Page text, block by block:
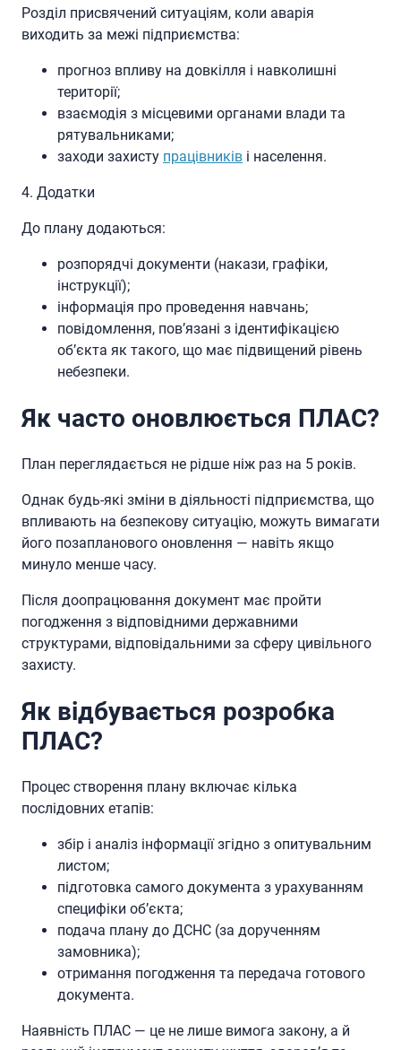
Розділ присвячений ситуаціям, коли аварія
виходить за межі підприємства:
прогноз впливу на довкілля і навколишні
території;
взаємодія з місцевими органами влади та
рятувальниками;
заходи захисту працівників і населення.
4. Додатки
До плану додаються:
розпорядчі документи (накази, графіки,
інструкції);
інформація про проведення навчань;
повідомлення, пов’язані з ідентифікацією
об’єкта як такого, що має підвищений рівень
небезпеки.
Як часто оновлюється ПЛАС?
План переглядається не рідше ніж раз на 5 років.
Однак будь-які зміни в діяльності підприємства, що
впливають на безпекову ситуацію, можуть вимагати
його позапланового оновлення — навіть якщо
минуло менше часу.
Після доопрацювання документ має пройти
погодження з відповідними державними
структурами, відповідальними за сферу цивільного
захисту.
Як відбувається розробка
ПЛАС?
Процес створення плану включає кілька
послідовних етапів:
збір і аналіз інформації згідно з опитувальним
листом;
підготовка самого документа з урахуванням
специфіки об’єкта;
подача плану до ДСНС (за дорученням
замовника);
отримання погодження та передача готового
документа.
Наявність ПЛАС — це не лише вимога закону, а й